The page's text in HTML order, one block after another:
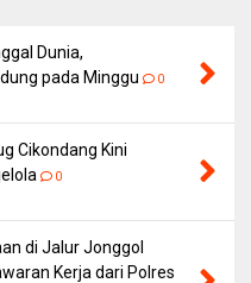
Dunia,
pada Minggu
0
Cikondang Kini
0
di Jalur Jonggol
Kerja dari Polres